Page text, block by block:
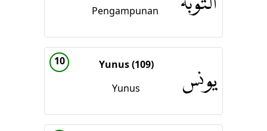
Pengampunan
10
Yunus (109)
Yunus
يونس